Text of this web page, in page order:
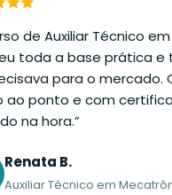
de Auxiliar Técnico
toda a base prática e
para o mercado.
ao ponto e com
na hora.”
Renata B.
Auxiliar Técnico em